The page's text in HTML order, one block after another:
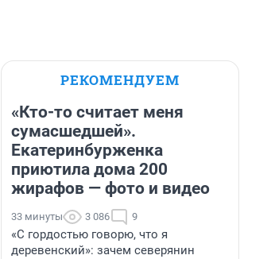
РЕКОМЕНДУЕМ
«Кто-то считает меня
сумасшедшей».
Екатеринбурженка
приютила дома 200
жирафов — фото и видео
33 минуты 3 086 9
«С гордостью говорю, что я
деревенский»: зачем северянин